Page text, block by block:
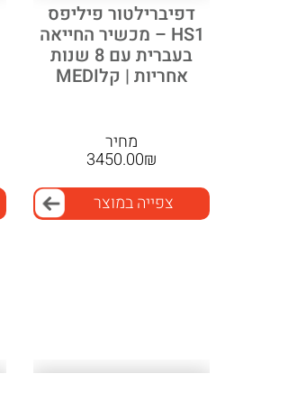
דפיברילטור פיליפס
HS1 – מכשיר החייאה
בעברית עם 8 שנות
אחריות | קלMEDI
מחיר
₪
3450.00
צפייה במוצר